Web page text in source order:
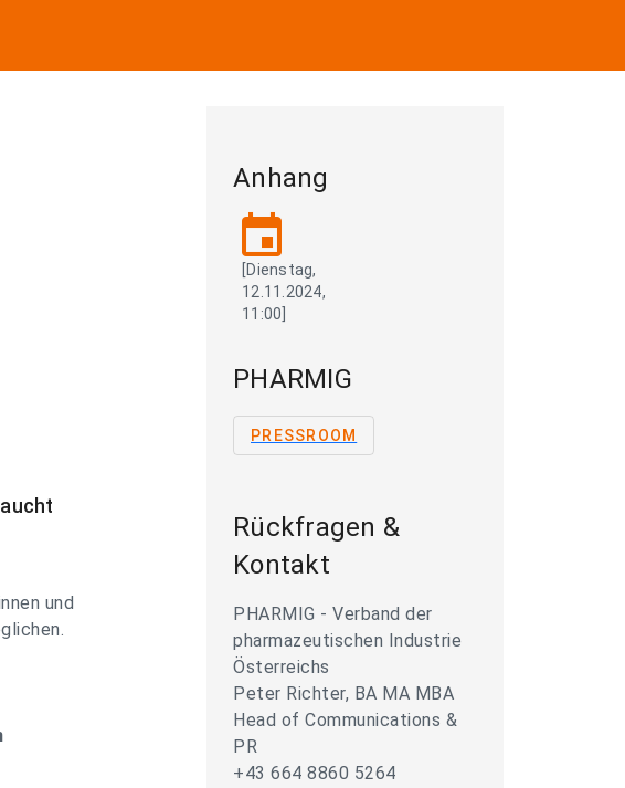
und
Anhang
event
[Dienstag,
12.11.2024,
11:00]
PHARMIG
PRESSROOM
Rückfragen &
Kontakt
PHARMIG - Verband der
pharmazeutischen Industrie
Österreichs
Peter Richter, BA MA MBA
Head of Communications &
PR
+43 664 8860 5264